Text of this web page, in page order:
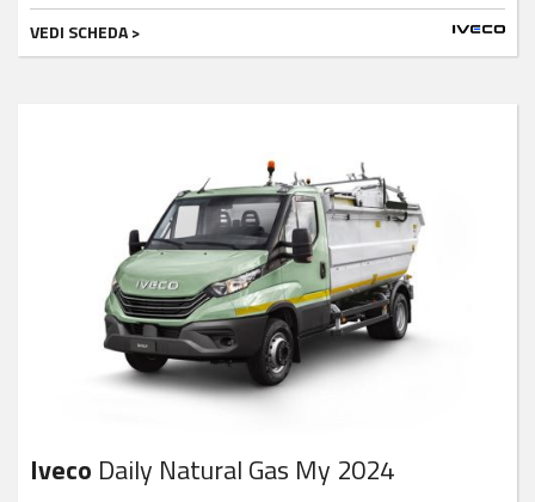
VEDI SCHEDA >
Iveco Daily Natural Gas My 2024